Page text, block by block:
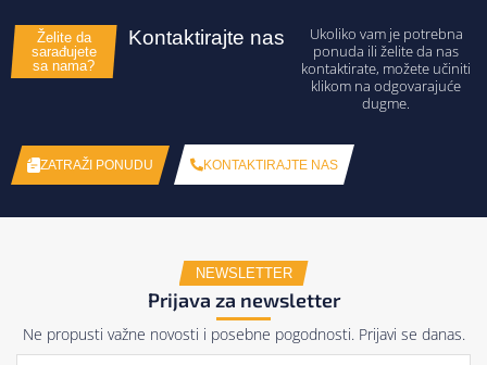
Želite da
sarađujete
sa nama?
Kontaktirajte nas
Ukoliko vam je potrebna
ponuda ili želite da nas
kontaktirate, možete učiniti
klikom na odgovarajuće
dugme.
ZATRAŽI PONUDU KONTAKTIRAJTE NAS
NEWSLETTER
Prijava za newsletter
Ne propusti važne novosti i posebne pogodnosti. Prijavi se danas.